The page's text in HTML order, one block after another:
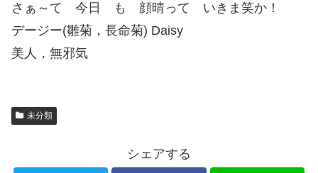
さぁ～て 今日 も 顔晴って いきま笑か！
デージー(雛菊，長命菊) Daisy
美人，無邪気
未分類
シェアする